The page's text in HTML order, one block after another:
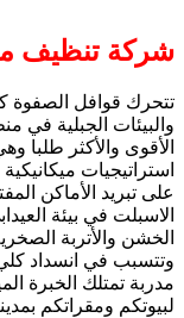
شركة تنظيف
تتحرك قوافل الصفوة
والبيئات الجبلية في
الأقوى والأكثر
استراتيجيات
على تبريد الأماكن
الاسبلت في بيئة
الخشن والأتربة
وتتسبب في انسداد
مدربة تمتلك الخبرة
لبيوتكم ومقراتكم